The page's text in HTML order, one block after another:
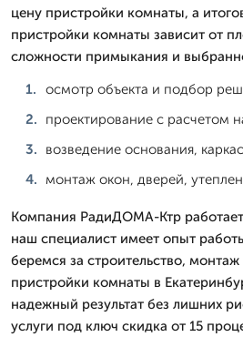
цену пристройки комнаты, а
пристройки комнаты зависит от
сложности примыкания и
осмотр объекта и подбор
проектирование с расчетом
возведение основания,
монтаж окон, дверей,
Компания РадиДОМА-Ктр
наш специалист имеет опыт
беремся за строительство, монтаж
пристройки комнаты в
надежный результат без лишних
услуги под ключ скидка от 15